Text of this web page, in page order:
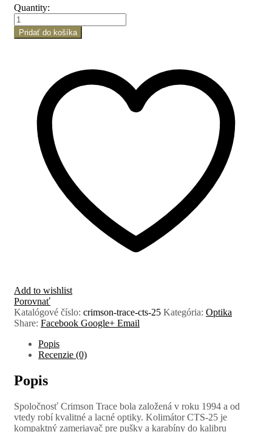
Quantity:
Pridať do košíka
Add to wishlist
Porovnať
Katalógové číslo: crimson-trace-cts-25 Kategória: Optika
Share: Facebook Google+ Email
Popis
Recenzie (0)
Popis
Spoločnosť Crimson Trace bola založená v roku 1994 a od
vtedy robí kvalitné a lacné optiky. Kolimátor CTS-25 je
kompaktný zameriavač pre pušky a karabíny do kalibru